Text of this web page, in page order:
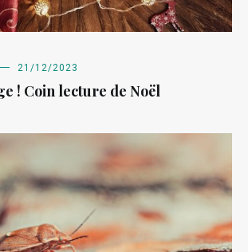
21/12/2023
! Coin lecture de Noël